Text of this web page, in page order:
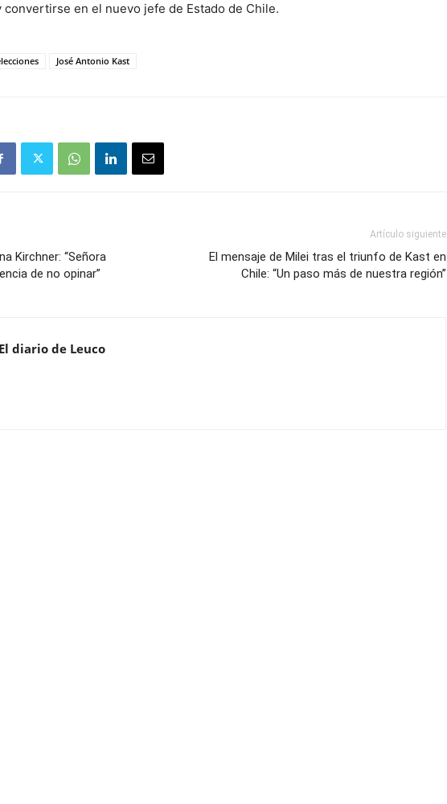
convertirse en el nuevo jefe de Estado de Chile.
José Antonio Kast
Kirchner: “Señora
de no opinar”
Artículo siguiente
El mensaje de Milei tras el triunfo de Kast en
Chile: “Un paso más de nuestra región”
El diario de Leuco